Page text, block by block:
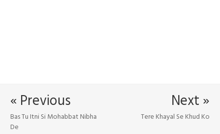
Next »
Tere Khayal Se Khud Ko
« Previous
Bas Tu Itni Si Mohabbat Nibha
De